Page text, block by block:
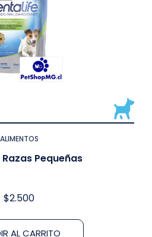
ALIMENTOS
Pequeñas
$2.500
AL CARRITO